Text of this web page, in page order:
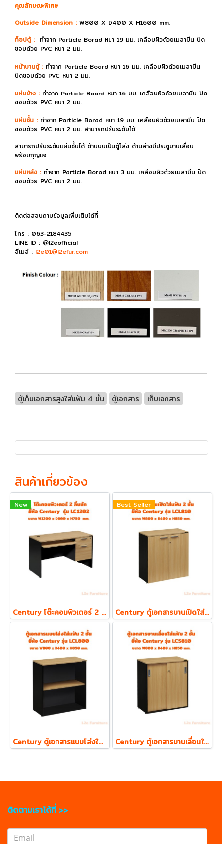
คุณลักษณะพิเศษ
Outside Dimension : W800 X D400 X H1600 mm.
ท็อปตู้ : ทำจาก Particle Borad หนา 19 มม. เคลือบผิวด้วยเมลามีน ปิด
ขอบด้วย PVC หนา 2 มม.
หน้าบานตู้ : ทำจาก Particle Board หนา 16 มม. เคลือบผิวด้วยเมลามีน
ปิดขอบด้วย PVC หนา 2 มม.
แผ่นข้าง : ทำจาก Particle Board หนา 16 มม. เคลือบผิวด้วยเมลามีน ปิด
ขอบด้วย PVC หนา 2 มม.
แผ่นชั้น : ทำจาก Particle Borad หนา 19 มม. เคลือบผิวด้วยเมลามีน ปิด
ขอบด้วย PVC หนา 2 มม. สามารถปรับระดับได้
สามารถปรับระดับแผ่นชั้นได้ ด้านบนเป็นตู้โล่ง ด้านล่างมีประตูบานเลื่อน
พร้อมกุญแจ
แผ่นหลัง : ทำจาก Particle Borad หนา 3 มม. เคลือบผิวด้วยเมลามีน ปิด
ขอบด้วย PVC หนา 2 มม.
ติดต่อสอบถามข้อมูลเพิ่มเติมได้ที่
โทร : 063-2184435
LINE ID : @l2eofficial
อีเมล์ : l2e01@l2efur.com
ตู้เก็บเอกสารสูงใส่แฟ้ม 4 ชั้น ตู้เอกสาร เก็บเอกสาร
สินค้าเกี่ยวข้อง
New
Century โต๊ะคอมพิวเตอร์ 2 ลิ้นชัก พร้อมถาดคีย์บอร์ด รุ่น LC1202
Best Seller
Century ตู้เอกสารบานเปิดใส่แฟ้ม ตั้ง 2 ชั้น รุ่น LCL810 ความหนา Top 19 mm.
Century ตู้เอกสารแบบโล่งใส่แฟ้ม ตั้ง 2 ชั้น รุ่น LCL800 ความหนา Top 19 mm. Century ตู้เอกสารบานเลื่อนใส่แฟ้ม ตั้ง 2 ชั้น รุ่น LCS810 ความหนา Top 19 mm.
ติดตามเราได้ที่ >>